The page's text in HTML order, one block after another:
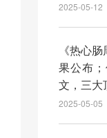
2025-05-12
《热心
果公布
文，三大
2025-05-05